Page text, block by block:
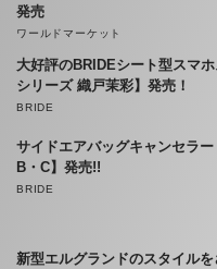
発売
ワールドマーケット
大好評のBRIDEシート型スマ
シリーズ 織戸茉彩】発売！
BRIDE
サイドエアバッグキャンセラ
B・C】発売!!
BRIDE
新型エルグランドのスタイル